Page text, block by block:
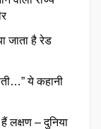
जाता है रेड
ये कहानी
लक्षण – दुनिया